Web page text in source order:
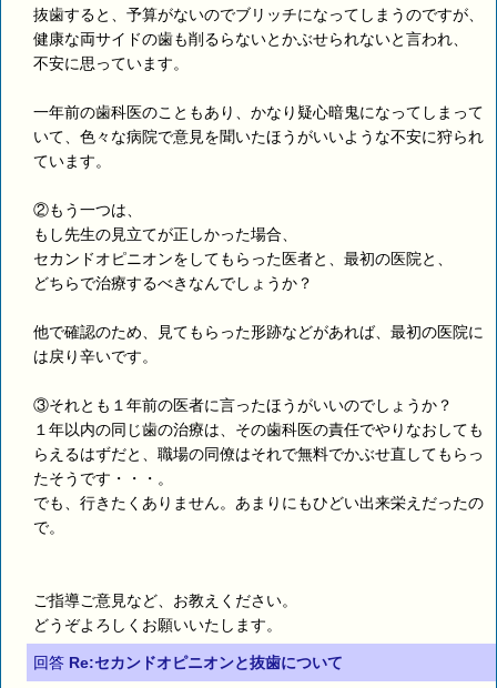
抜歯すると、予算がないのでブリッチになってしまうのですが、
健康な両サイドの歯も削るらないとかぶせられないと言われ、
不安に思っています。
一年前の歯科医のこともあり、かなり疑心暗鬼になってしまって
いて、色々な病院で意見を聞いたほうがいいような不安に狩られ
ています。
②もう一つは、
もし先生の見立てが正しかった場合、
セカンドオピニオンをしてもらった医者と、最初の医院と、
どちらで治療するべきなんでしょうか？
他で確認のため、見てもらった形跡などがあれば、最初の医院に
は戻り辛いです。
③それとも１年前の医者に言ったほうがいいのでしょうか？
１年以内の同じ歯の治療は、その歯科医の責任でやりなおしても
らえるはずだと、職場の同僚はそれで無料でかぶせ直してもらっ
たそうです・・・。
でも、行きたくありません。あまりにもひどい出来栄えだったの
で。
ご指導ご意見など、お教えください。
どうぞよろしくお願いいたします。
回答 Re:セカンドオピニオンと抜歯について